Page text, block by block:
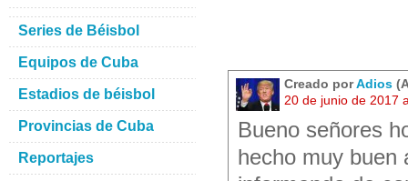
Creado porAdios
20 de junio de 2017
Bueno señores
hecho muy buen
Series de Béisbol
Equipos de Cuba
Estadios de béisbol
Provincias de Cuba
Reportajes